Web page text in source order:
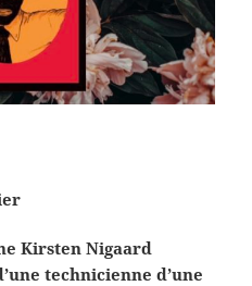
Kirsten Nigaard
technicienne d’une